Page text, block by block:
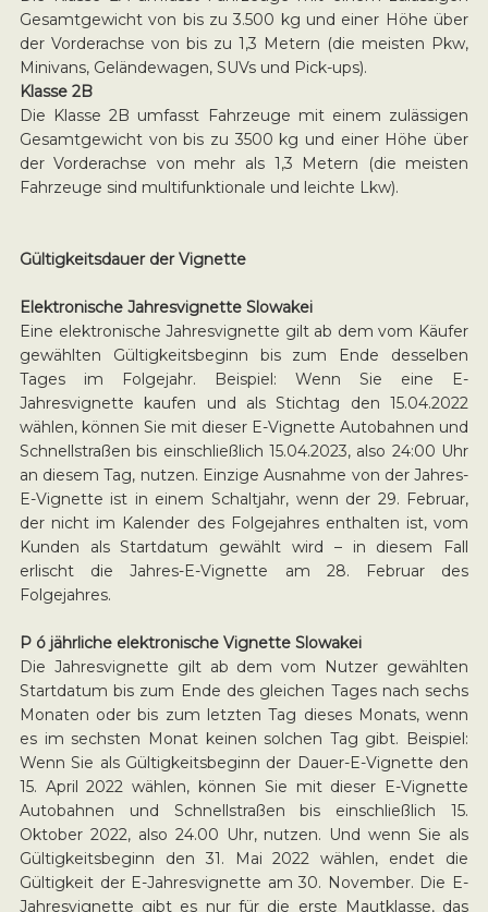
Gesamtgewicht von bis zu 3.500 kg und einer Höhe über
der Vorderachse von bis zu 1,3 Metern (die meisten Pkw,
Minivans, Geländewagen, SUVs und Pick-ups).
Klasse 2B
Die Klasse 2B umfasst Fahrzeuge mit einem zulässigen
Gesamtgewicht von bis zu 3500 kg und einer Höhe über
der Vorderachse von mehr als 1,3 Metern (die meisten
Fahrzeuge sind multifunktionale und leichte Lkw).
Gültigkeitsdauer der Vignette
Elektronische Jahresvignette Slowakei
Eine elektronische Jahresvignette gilt ab dem vom Käufer
gewählten Gültigkeitsbeginn bis zum Ende desselben
Tages im Folgejahr. Beispiel: Wenn Sie eine E-
Jahresvignette kaufen und als Stichtag den 15.04.2022
wählen, können Sie mit dieser E-Vignette Autobahnen und
Schnellstraßen bis einschließlich 15.04.2023, also 24:00 Uhr
an diesem Tag, nutzen. Einzige Ausnahme von der Jahres-
E-Vignette ist in einem Schaltjahr, wenn der 29. Februar,
der nicht im Kalender des Folgejahres enthalten ist, vom
Kunden als Startdatum gewählt wird – in diesem Fall
erlischt die Jahres-E-Vignette am 28. Februar des
Folgejahres.
P ó jährliche elektronische Vignette Slowakei
Die Jahresvignette gilt ab dem vom Nutzer gewählten
Startdatum bis zum Ende des gleichen Tages nach sechs
Monaten oder bis zum letzten Tag dieses Monats, wenn
es im sechsten Monat keinen solchen Tag gibt. Beispiel:
Wenn Sie als Gültigkeitsbeginn der Dauer-E-Vignette den
15. April 2022 wählen, können Sie mit dieser E-Vignette
Autobahnen und Schnellstraßen bis einschließlich 15.
Oktober 2022, also 24.00 Uhr, nutzen. Und wenn Sie als
Gültigkeitsbeginn den 31. Mai 2022 wählen, endet die
Gültigkeit der E-Jahresvignette am 30. November. Die E-
Jahresvignette gibt es nur für die erste Mautklasse, das